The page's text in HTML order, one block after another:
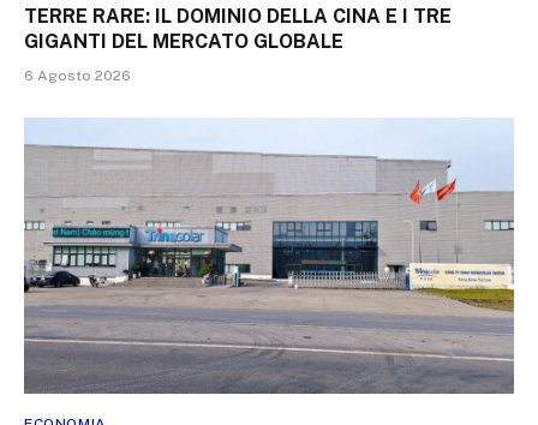
TERRE RARE: IL DOMINIO DELLA CINA E I TRE
GIGANTI DEL MERCATO GLOBALE
6 Agosto 2026